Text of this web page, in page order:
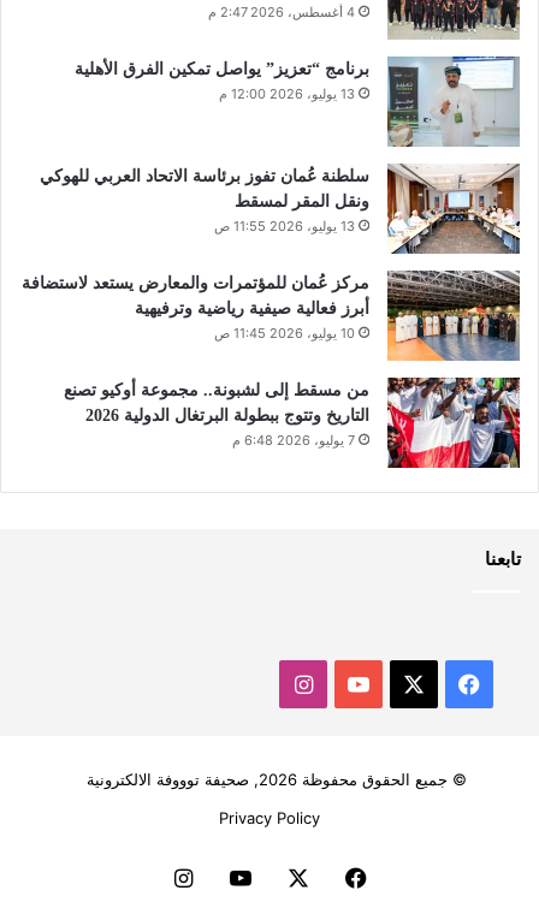
4 أغسطس، 2026 2:47 م
برنامج “تعزيز” يواصل تمكين الفرق الأهلية
13 يوليو، 2026 12:00 م
سلطنة عُمان تفوز برئاسة الاتحاد العربي للهوكي
ونقل المقر لمسقط
13 يوليو، 2026 11:55 ص
مركز عُمان للمؤتمرات والمعارض يستعد لاستضافة
أبرز فعالية صيفية رياضية وترفيهية
10 يوليو، 2026 11:45 ص
من مسقط إلى لشبونة.. مجموعة أوكيو تصنع
التاريخ وتتوج ببطولة البرتغال الدولية 2026
7 يوليو، 2026 6:48 م
تابعنا
فيسبوك ‫YouTubeانستقرام
© جميع الحقوق محفوظة 2026, صحيفة توووفة الالكترونية
Privacy Policy
فيسبوك ‫YouTubeانستقرام